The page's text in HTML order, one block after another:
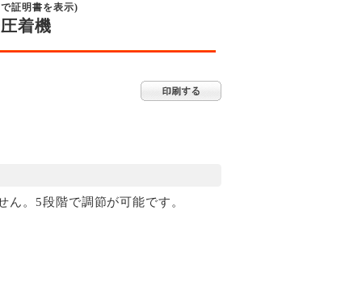
証明書を表示)
着機
。5段階で調節が可能です。